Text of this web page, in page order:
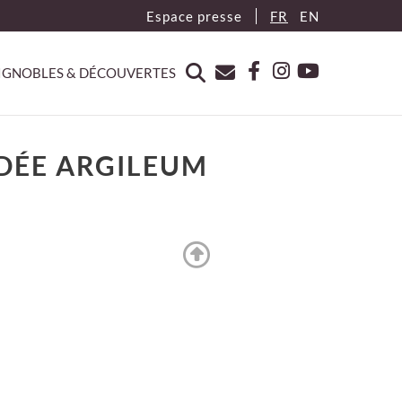
ARGILEUM
Espace presse FR EN
& DÉCOUVERTES